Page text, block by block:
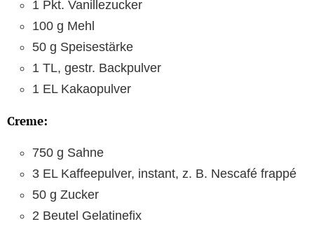
1 Pkt. Vanillezucker
100 g Mehl
50 g Speisestärke
1 TL, gestr. Backpulver
1 EL Kakaopulver
Creme:
750 g Sahne
3 EL Kaffeepulver, instant, z. B. Nescafé frappé
50 g Zucker
2 Beutel Gelatinefix